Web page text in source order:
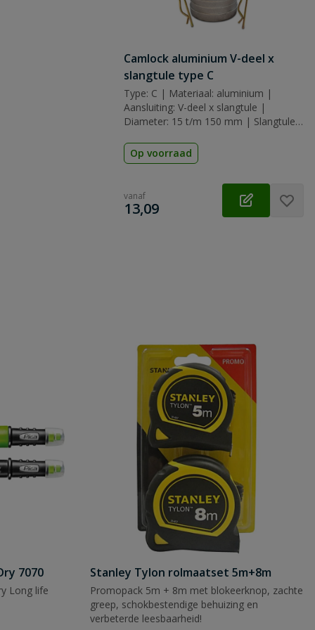
Camlock aluminium V-deel x
slangtule type C
Type: C | Materiaal: aluminium |
Aansluiting: V-deel x slangtule |
Diameter: 15 t/m 150 mm | Slangtule:
(nitrilrubber)
Op voorraad
vanaf
€
13,09
7070
Long life
Stanley Tylon rolmaatset 5m+8m
Promopack 5m + 8m met blokeerknop, zachte
greep, schokbestendige behuizing en
verbeterde leesbaarheid!